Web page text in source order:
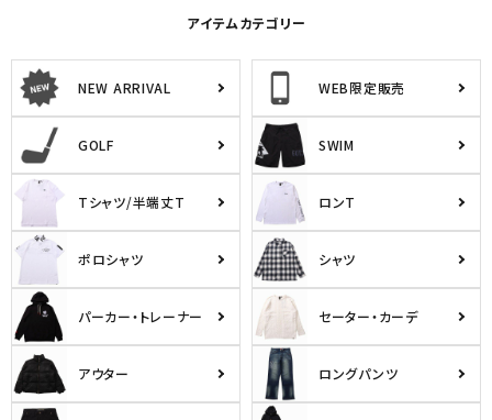
アイテムカテゴリー
NEW ARRIVAL WEB限定販売
GOLF SWIM
Tシャツ/半端丈T ロンT
ポロシャツ シャツ
パーカー・トレーナー セーター・カーデ
アウター ロングパンツ